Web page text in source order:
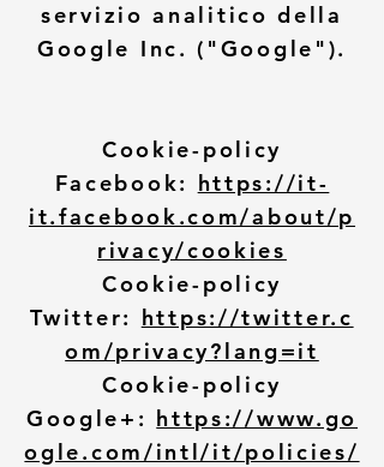
servizio analitico della
Google Inc. ("Google").
Cookie-policy
Facebook: https://it-
it.facebook.com/about/p
rivacy/cookies
Cookie-policy
Twitter: https://twitter.c
om/privacy?lang=it
Cookie-policy
Google+: https://www.go
ogle.com/intl/it/policies/